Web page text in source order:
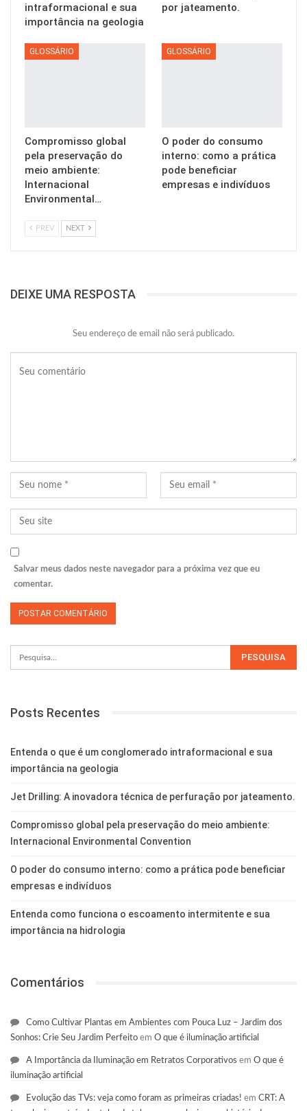
intraformacional e sua
importância na geologia
por jateamento.
GLOSSÁRIO
Compromisso global
pela preservação do
meio ambiente:
Internacional
Environmental…
GLOSSÁRIO
O poder do consumo
interno: como a prática
pode beneficiar
empresas e indivíduos
PREV NEXT
DEIXE UMA RESPOSTA
Seu endereço de email não será publicado.
Salvar meus dados neste navegador para a próxima vez que eu
comentar.
Posts Recentes
Entenda o que é um conglomerado intraformacional e sua
importância na geologia
Jet Drilling: A inovadora técnica de perfuração por jateamento.
Compromisso global pela preservação do meio ambiente:
Internacional Environmental Convention
O poder do consumo interno: como a prática pode beneficiar
empresas e indivíduos
Entenda como funciona o escoamento intermitente e sua
importância na hidrologia
Comentários
Como Cultivar Plantas em Ambientes com Pouca Luz – Jardim dos
Sonhos: Crie Seu Jardim Perfeito em O que é iluminação artificial
A Importância da Iluminação em Retratos Corporativos em O que é
iluminação artificial
Evolução das TVs: veja como foram as primeiras criadas! em CRT: A